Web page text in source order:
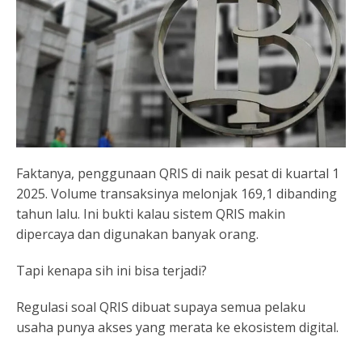
Faktanya, penggunaan QRIS di naik pesat di kuartal 1
2025. Volume transaksinya melonjak 169,1 dibanding
tahun lalu. Ini bukti kalau sistem QRIS makin
dipercaya dan digunakan banyak orang.
Tapi kenapa sih ini bisa terjadi?
Regulasi soal QRIS dibuat supaya semua pelaku
usaha punya akses yang merata ke ekosistem digital.